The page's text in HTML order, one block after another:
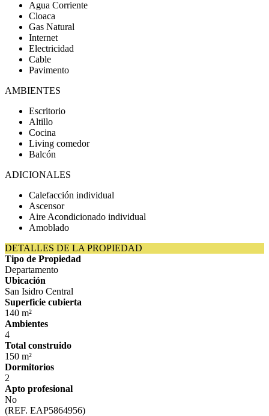
Agua Corriente
Cloaca
Gas Natural
Internet
Electricidad
Cable
Pavimento
AMBIENTES
Escritorio
Altillo
Cocina
Living comedor
Balcón
ADICIONALES
Calefacción individual
Ascensor
Aire Acondicionado individual
Amoblado
DETALLES DE LA PROPIEDAD
Tipo de Propiedad
Departamento
Ubicación
San Isidro Central
Superficie cubierta
140 m²
Ambientes
4
Total construido
150 m²
Dormitorios
2
Apto profesional
No
(REF. EAP5864956)